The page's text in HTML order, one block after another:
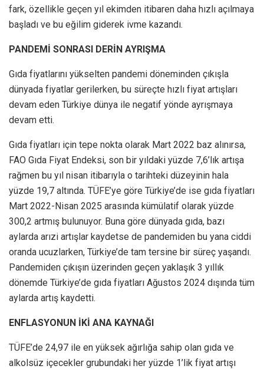
fark, özellikle geçen yıl ekimden iti­baren daha hızlı açılmaya
başladı ve bu eğilim giderek ivme kazandı.
PANDEMİ SONRASI DERİN AYRIŞMA
Gıda fiyatlarını yüksel­ten pandemi döneminden çıkışla
dünyada fiyatlar geri­lerken, bu süreçte hızlı fiyat ar­tışları
devam eden Türkiye dün­ya ile negatif yönde ayrışmaya
devam etti.
Gıda fiyatları için tepe nok­ta olarak Mart 2022 baz alınır­sa,
FAO Gıda Fiyat Endeksi, son bir yıldaki yüzde 7,6’lık artışa
rağmen bu yıl nisan itibarıyla o tarihteki düzeyinin hala
yüzde 19,7 altında. TÜFE’ye göre Tür­kiye’de ise gıda fiyatları
Mart 2022-Nisan 2025 arasında kü­mülatif olarak yüzde
300,2 art­mış bulunuyor. Buna göre dün­yada gıda, bazı
aylarda arızi artışlar kaydetse de pan­demiden bu yana cid­di
oranda ucuzlarken, Türkiye’de tam ter­sine bir süreç yaşan­dı.
Pandemiden çıkı­şın üzerinden geçen yaklaşık 3 yıl­lık
dönemde Türkiye’de gıda fiyatla­rı Ağustos 2024 dışın­da tüm
ay­larda artış kaydetti.
ENFLASYONUN İKİ ANA KAYNAĞI
TÜFE’de 24,97 ile en yüksek ağırlığa sahip olan gıda ve
alkolsüz içecekler grubundaki her yüzde 1’lik fiyat artışı